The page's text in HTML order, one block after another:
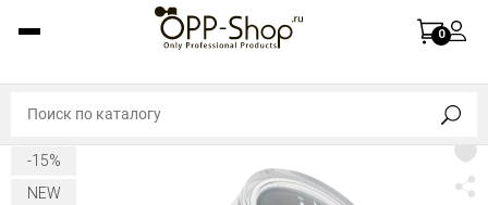
0
-15%
NEW